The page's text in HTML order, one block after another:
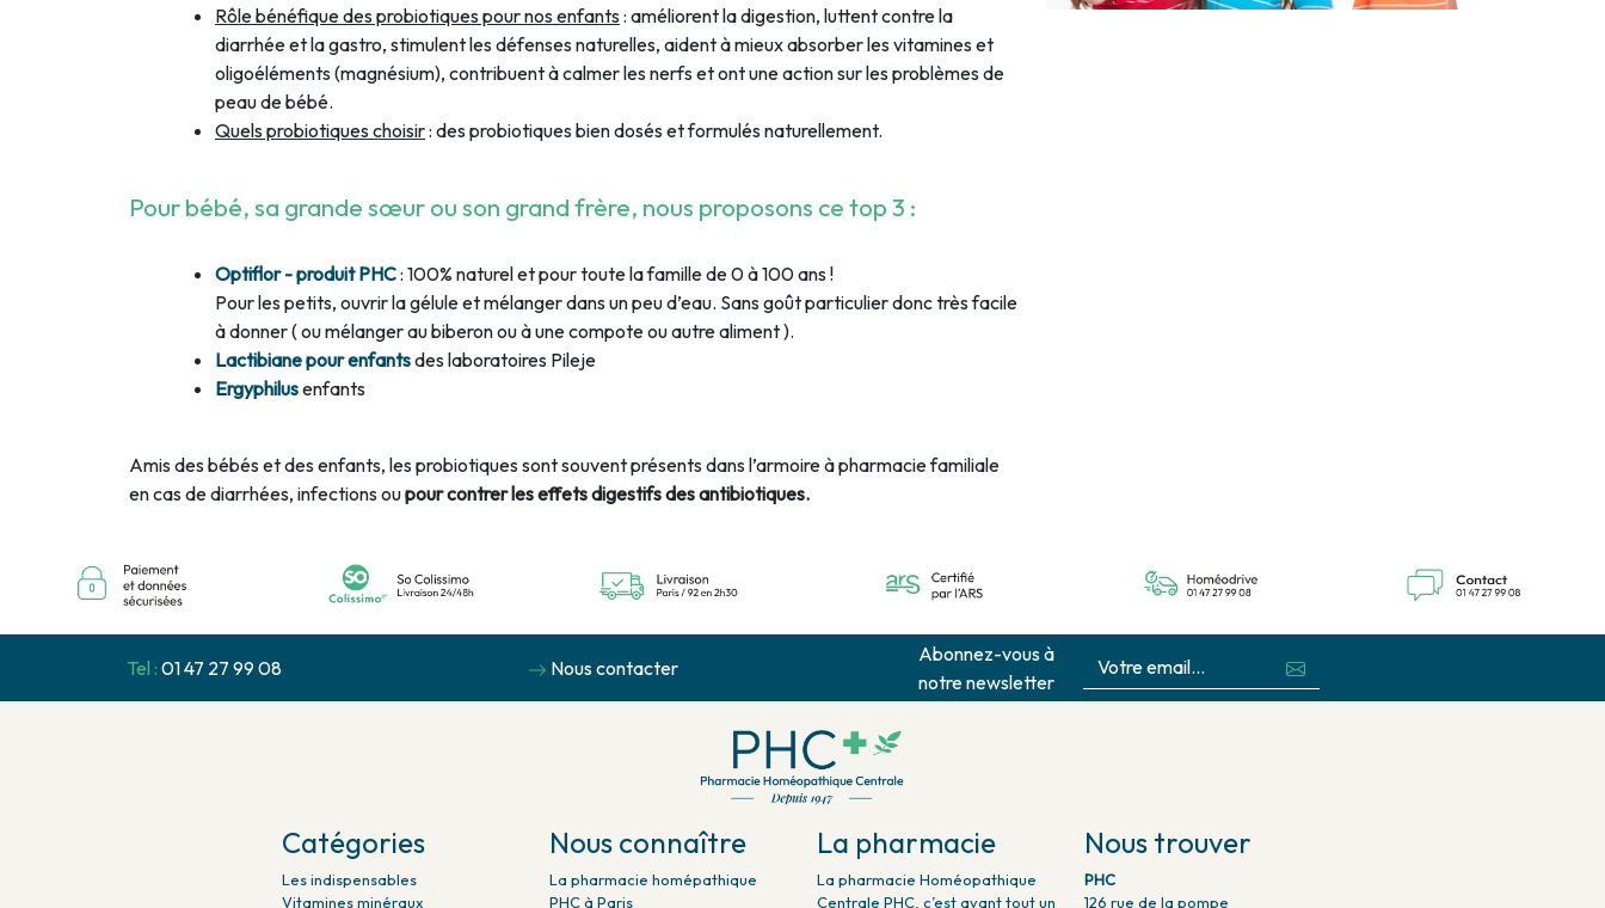
Rôle bénéfique des probiotiques pour nos enfants : améliorent la digestion, luttent contre la
diarrhée et la gastro, stimulent les défenses naturelles, aident à mieux absorber les vitamines et
oligoéléments (magnésium), contribuent à calmer les nerfs et ont une action sur les problèmes de
peau de bébé.
Quels probiotiques choisir: des probiotiques bien dosés et formulés naturellement.
Pour bébé, sa grande sœur ou son grand frère, nous proposons ce top 3 :
Optiflor - produit PHC: 100% naturel et pour toute la famille de 0 à 100 ans !
Pour les petits, ouvrir la gélule et mélanger dans un peu d’eau. Sans goût particulier donc très facile
à donner ( ou mélanger au biberon ou à une compote ou autre aliment ).
Lactibiane pour enfantsdes laboratoires Pileje
Ergyphilusenfants
Amis des bébés et des enfants, les probiotiques sont souvent présents dans l’armoire à pharmacie familiale
en cas de diarrhées, infections oupour contrer les effets digestifs des antibiotiques.
Tel : 01 47 27 99 08 Nous contacter
Abonnez-vous à
notre newsletter
Catégories
Les indispensables
Vitamines minéraux
Nous connaître
La pharmacie homépathique
PHC à Paris
La pharmacie
La pharmacie Homéopathique
Centrale PHC, c’est avant tout un
Nous trouver
PHC
126 rue de la pompe